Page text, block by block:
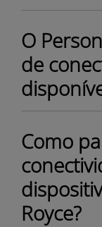
O
de
Como
Royce?